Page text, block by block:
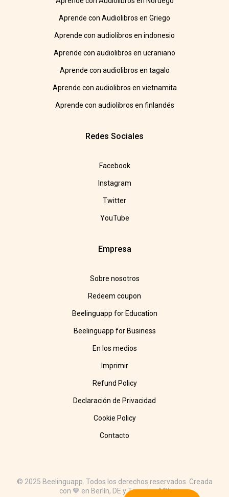
Aprende con Audiolibros en Griego
Aprende con audiolibros en indonesio
Aprende con audiolibros en ucraniano
Aprende con audiolibros en tagalo
Aprende con audiolibros en vietnamita
Aprende con audiolibros en finlandés
Redes Sociales
Facebook
Instagram
Twitter
YouTube
Empresa
Sobre nosotros
Redeem coupon
Beelinguapp for Education
Beelinguapp for Business
En los medios
Imprimir
Refund Policy
Declaración de Privacidad
Cookie Policy
Contacto
© 2025 Beelinguapp. Todos los derechos reservados. Creada
con 🧡 en Berlín, DE y Tampico, MX